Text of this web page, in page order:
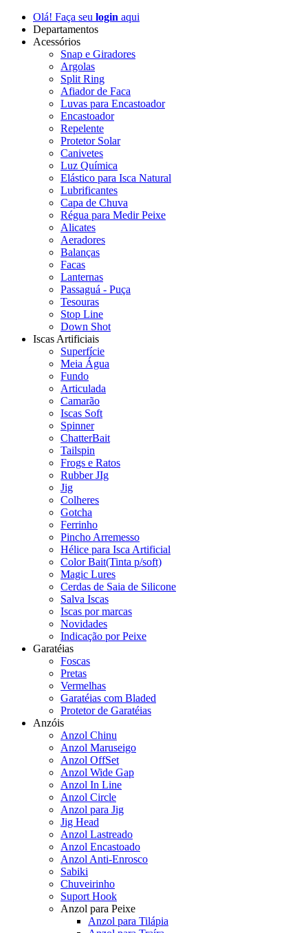
Olá! Faça seu login aqui
Departamentos
Acessórios
Snap e Giradores
Argolas
Split Ring
Afiador de Faca
Luvas para Encastoador
Encastoador
Repelente
Protetor Solar
Canivetes
Luz Química
Elástico para Isca Natural
Lubrificantes
Capa de Chuva
Régua para Medir Peixe
Alicates
Aeradores
Balanças
Facas
Lanternas
Passaguá - Puça
Tesouras
Stop Line
Down Shot
Iscas Artificiais
Superfície
Meia Água
Fundo
Articulada
Camarão
Iscas Soft
Spinner
ChatterBait
Tailspin
Frogs e Ratos
Rubber JIg
Jig
Colheres
Gotcha
Ferrinho
Pincho Arremesso
Hélice para Isca Artificial
Color Bait(Tinta p/soft)
Magic Lures
Cerdas de Saia de Silicone
Salva Iscas
Iscas por marcas
Novidades
Indicação por Peixe
Garatéias
Foscas
Pretas
Vermelhas
Garatéias com Bladed
Protetor de Garatéias
Anzóis
Anzol Chinu
Anzol Maruseigo
Anzol OffSet
Anzol Wide Gap
Anzol In Line
Anzol Circle
Anzol para Jig
Jig Head
Anzol Lastreado
Anzol Encastoado
Anzol Anti-Enrosco
Sabiki
Chuveirinho
Suport Hook
Anzol para Peixe
Anzol para Tilápia